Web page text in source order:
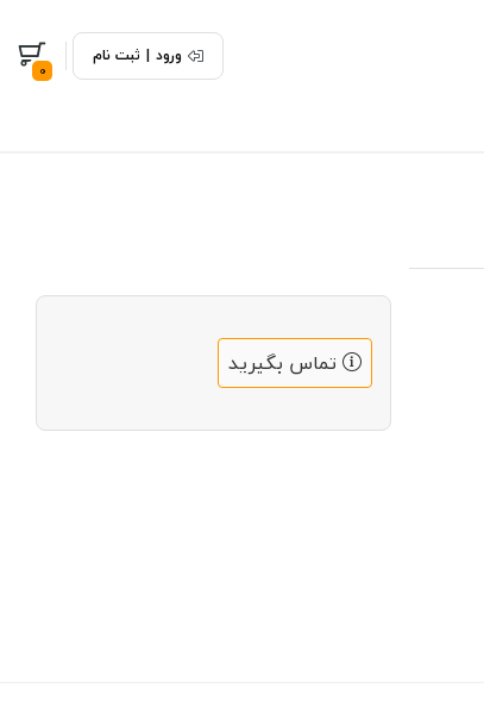
ورود | ثبت نام
0
تماس بگیرید